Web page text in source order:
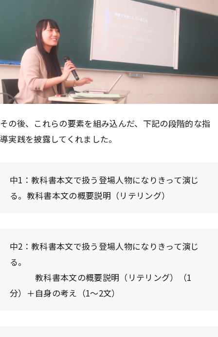
その後、これらの要素を組み込んだ、下記の段階的な指
導実践を披露してくれました。
中1：教科書本文で扱う登場人物になりきって演じ
る。教科書本文の概要説明（リテリング）
中2：教科書本文で扱う登場人物になりきって演じ
る。
教科書本文の概要説明（リテリング）
（1
分） ＋自身の考え（1〜2文）